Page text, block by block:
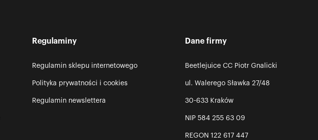
Regulaminy
Regulamin sklepu internetowego
Polityka prywatności i cookies
Regulamin newslettera
Dane firmy
Beetlejuice CC Piotr Gnalicki
ul. Walerego Sławka 27/48
30-633 Kraków
NIP 584 255 63 09
REGON 122 617 447